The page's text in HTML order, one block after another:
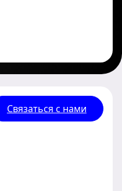
Связаться с нами